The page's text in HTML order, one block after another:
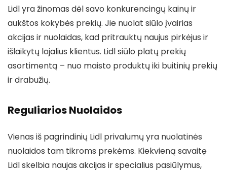
Lidl yra žinomas dėl savo konkurencingų kainų ir
aukštos kokybės prekių. Jie nuolat siūlo įvairias
akcijas ir nuolaidas, kad pritrauktų naujus pirkėjus ir
išlaikytų lojalius klientus. Lidl siūlo platų prekių
asortimentą – nuo maisto produktų iki buitinių prekių
ir drabužių.
Reguliarios Nuolaidos
Vienas iš pagrindinių Lidl privalumų yra nuolatinės
nuolaidos tam tikroms prekėms. Kiekvieną savaitę
Lidl skelbia naujas akcijas ir specialius pasiūlymus,